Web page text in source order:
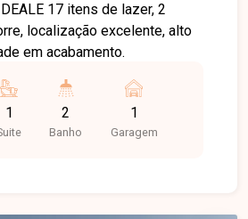
de lazer, 2
localização excelente, alto
em acabamento.
1 2
Banho
1
Garagem